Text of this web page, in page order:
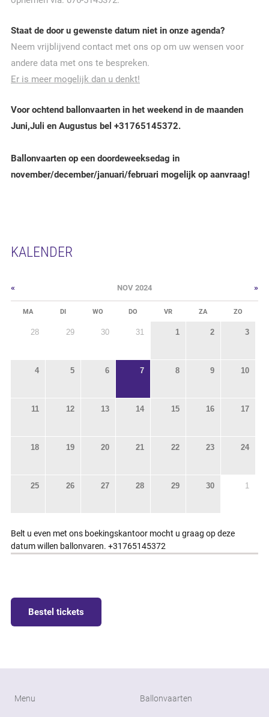
Staat de door u gewenste datum niet in onze agenda?
Neem vrijblijvend contact met ons op om uw wensen voor
andere data met ons te bespreken.
Er is meer mogelijk dan u denkt!
Voor ochtend ballonvaarten in het weekend in de maanden
Juni,Juli en Augustus bel +31765145372.
Ballonvaarten op een doordeweeksedag in
november/december/januari/februari mogelijk op aanvraag!
KALENDER
« NOV 2024 »
MA DI WO DO VR ZA ZO
28 29 30 31 1 2 3
4 5 6 7 8 9 10
11 12 13 14 15 16 17
18 19 20 21 22 23 24
25 26 27 28 29 30 1
Belt u even met ons boekingskantoor mocht u graag op deze
datum willen ballonvaren. +31765145372
Bestel tickets
Menu Ballonvaarten